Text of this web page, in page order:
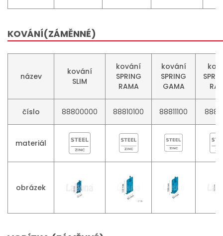
KOVÁNÍ(ZÁMĚNNÉ)
název
kování
SLIM
kování
SPRING
RAMA
kování
SPRING
GAMA
číslo 88800000 88810100 88811100
materiál
obrázek